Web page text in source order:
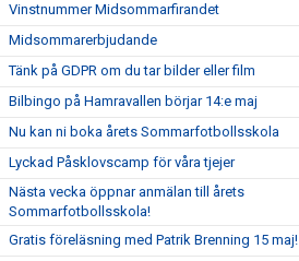
Vinstnummer Midsommarfirandet
Midsommarerbjudande
Tänk på GDPR om du tar bilder eller film
Bilbingo på Hamravallen börjar 14:e maj
Nu kan ni boka årets Sommarfotbollsskola
Lyckad Påsklovscamp för våra tjejer
Nästa vecka öppnar anmälan till årets
Sommarfotbollsskola!
Gratis föreläsning med Patrik Brenning 15 maj!